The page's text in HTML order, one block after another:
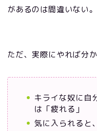
があるのは間違いない。
ただ、実際にやれば分か
キライな奴に自
は「疲れる」
気に入られると